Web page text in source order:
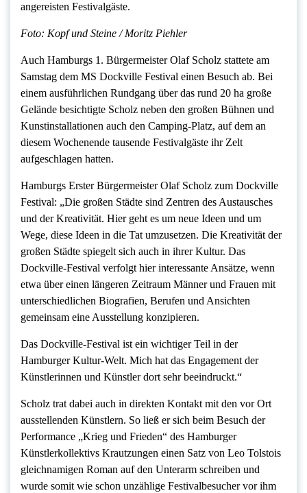
angereisten Festivalgäste.
Foto: Kopf und Steine / Moritz Piehler
Auch Hamburgs 1. Bürgermeister Olaf Scholz stattete am
Samstag dem MS Dockville Festival einen Besuch ab. Bei
einem ausführlichen Rundgang über das rund 20 ha große
Gelände besichtigte Scholz neben den großen Bühnen und
Kunstinstallationen auch den Camping-Platz, auf dem an
diesem Wochenende tausende Festivalgäste ihr Zelt
aufgeschlagen hatten.
Hamburgs Erster Bürgermeister Olaf Scholz zum Dockville
Festival: „Die großen Städte sind Zentren des Austausches
und der Kreativität. Hier geht es um neue Ideen und um
Wege, diese Ideen in die Tat umzusetzen. Die Kreativität der
großen Städte spiegelt sich auch in ihrer Kultur. Das
Dockville-Festival verfolgt hier interessante Ansätze, wenn
etwa über einen längeren Zeitraum Männer und Frauen mit
unterschiedlichen Biografien, Berufen und Ansichten
gemeinsam eine Ausstellung konzipieren.
Das Dockville-Festival ist ein wichtiger Teil in der
Hamburger Kultur-Welt. Mich hat das Engagement der
Künstlerinnen und Künstler dort sehr beeindruckt.“
Scholz trat dabei auch in direkten Kontakt mit den vor Ort
ausstellenden Künstlern. So ließ er sich beim Besuch der
Performance „Krieg und Frieden“ des Hamburger
Künstlerkollektivs Krautzungen einen Satz von Leo Tolstois
gleichnamigen Roman auf den Unterarm schreiben und
wurde somit wie schon unzählige Festivalbesucher vor ihm